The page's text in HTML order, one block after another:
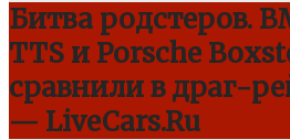
Битва родстеров.
TTS и Porsche
сравнили в драг-
— LiveCars.Ru